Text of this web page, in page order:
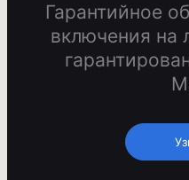
Гарантийное
включения на